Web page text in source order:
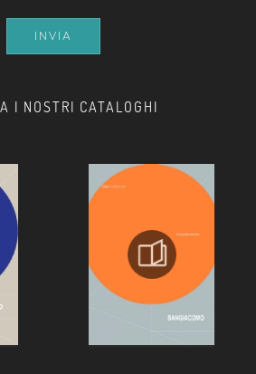
I NOSTRI CATALOGHI
INVIA